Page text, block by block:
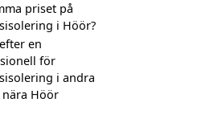
priset på
i Höör?
en
för
i andra
Höör